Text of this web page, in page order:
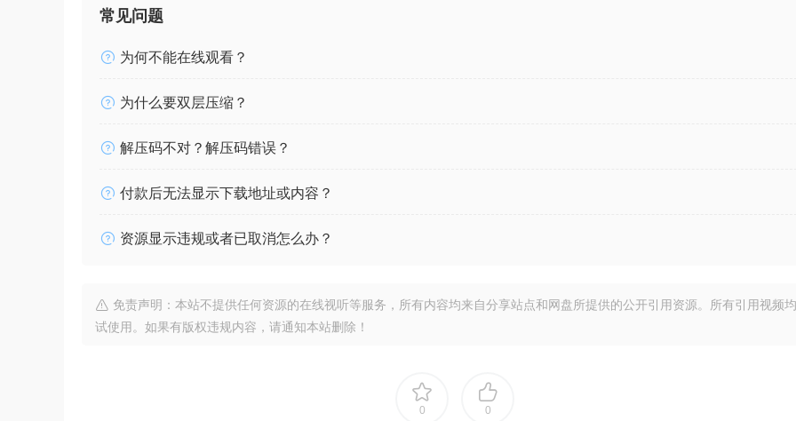
常见问题
为何不能在线观看？
为什么要双层压缩？
解压码不对？解压码错误？
付款后无法显示下载地址或内容？
资源显示违规或者已取消怎么办？
免责声明：本站不提供任何资源的在线视听等服务，所有内容均来自分享站点和网盘所提供的公开引用资源。所有引用视频
试使用。如果有版权违规内容，请通知本站删除！
0 0